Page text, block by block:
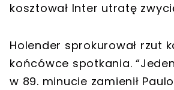
kosztował Inter utratę
Holender sprokurował rzut
końcówce spotkania.
w 89. minucie zamienił